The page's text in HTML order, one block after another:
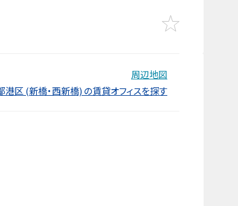
周辺地図
港区 (新橋・西新橋) の賃貸オフィスを探す